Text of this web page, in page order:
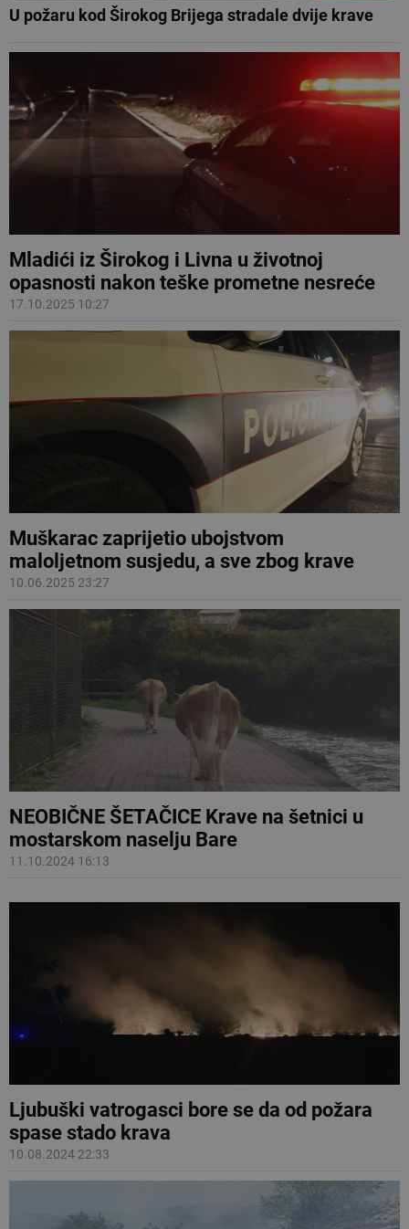
U požaru kod Širokog Brijega stradale dvije krave
Mladići iz Širokog i Livna u životnoj
opasnosti nakon teške prometne nesreće
17.10.2025 10:27
Muškarac zaprijetio ubojstvom
maloljetnom susjedu, a sve zbog krave
10.06.2025 23:27
NEOBIČNE ŠETAČICE Krave na šetnici u
mostarskom naselju Bare
11.10.2024 16:13
Ljubuški vatrogasci bore se da od požara
spase stado krava
10.08.2024 22:33